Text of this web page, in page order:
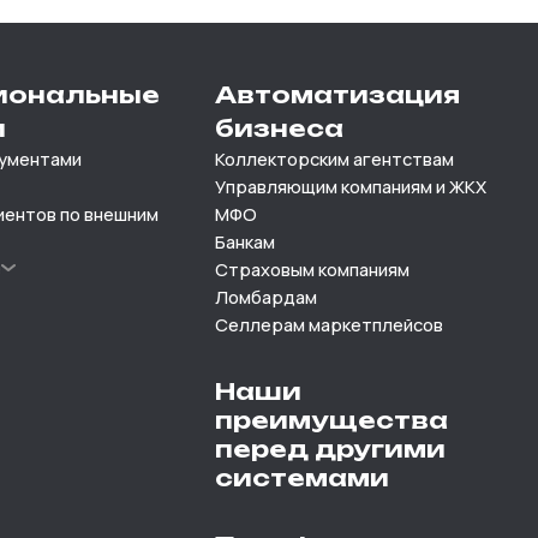
по внешним
Автоматизация
бизнеса
Коллекторским агентствам
Управляющим компаниям и ЖКХ
МФО
Банкам
Страховым компаниям
Ломбардам
Селлерам маркетплейсов
Наши
преимущества
перед другими
системами